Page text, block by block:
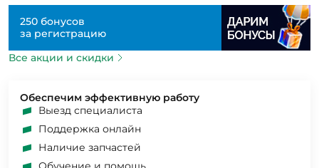
250 бонусов
за регистрацию
Все акции и скидки
Обеспечим эффективную работу
Выезд специалиста
Поддержка онлайн
Наличие запчастей